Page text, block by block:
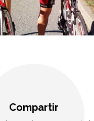
Compartir